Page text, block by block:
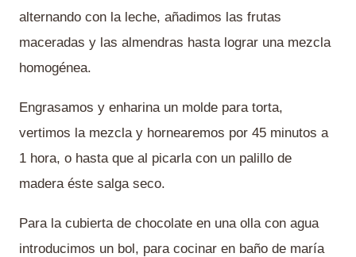
alternando con la leche, añadimos las frutas
maceradas y las almendras hasta lograr una mezcla
homogénea.
Engrasamos y enharina un molde para torta,
vertimos la mezcla y hornearemos por 45 minutos a
1 hora, o hasta que al picarla con un palillo de
madera éste salga seco.
Para la cubierta de chocolate en una olla con agua
introducimos un bol, para cocinar en baño de maría